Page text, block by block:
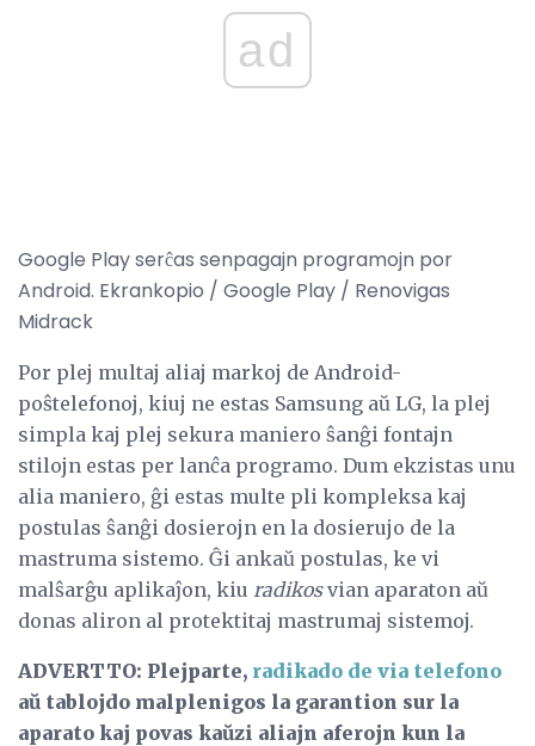
ad
Google Play serĉas senpagajn programojn por
Android. Ekrankopio / Google Play / Renovigas
Midrack
Por plej multaj aliaj markoj de Android-
poŝtelefonoj, kiuj ne estas Samsung aŭ LG, la plej
simpla kaj plej sekura maniero ŝanĝi fontajn
stilojn estas per lanĉa programo. Dum ekzistas unu
alia maniero, ĝi estas multe pli kompleksa kaj
postulas ŝanĝi dosierojn en la dosierujo de la
mastruma sistemo. Ĝi ankaŭ postulas, ke vi
malŝarĝu aplikaĵon, kiu radikosvian aparaton aŭ
donas aliron al protektitaj mastrumaj sistemoj.
ADVERTTO: Plejparte, radikado de via telefono
aŭ tablojdo malplenigos la garantion sur la
aparato kaj povas kaŭzi aliajn aferojn kun la